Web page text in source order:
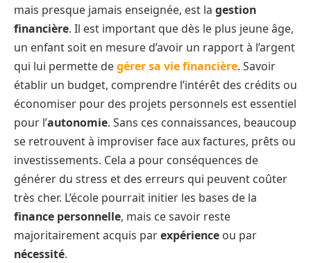
mais presque jamais enseignée, est la gestion
financière. Il est important que dès le plus jeune âge,
un enfant soit en mesure d’avoir un rapport à l’argent
qui lui permette degérer sa vie financière. Savoir
établir un budget, comprendre l’intérêt des crédits ou
économiser pour des projets personnels est essentiel
pour l’autonomie. Sans ces connaissances, beaucoup
se retrouvent à improviser face aux factures, prêts ou
investissements. Cela a pour conséquences de
générer du stress et des erreurs qui peuvent coûter
très cher. L’école pourrait initier les bases de la
finance personnelle, mais ce savoir reste
majoritairement acquis parexpérience ou par
nécessité.